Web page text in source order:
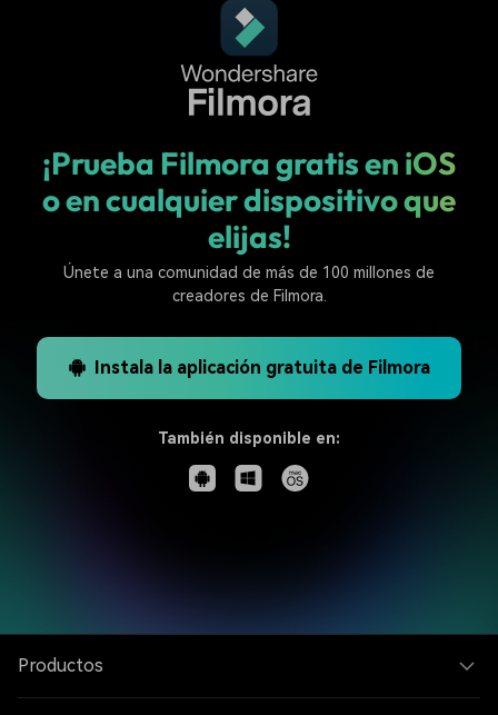
¡Prueba Filmora gratis en iOS
o en cualquier dispositivo que
elijas!
Únete a una comunidad de más de 100 millones de
creadores de Filmora.
Instala la aplicación gratuita de Filmora
También disponible en:
Productos